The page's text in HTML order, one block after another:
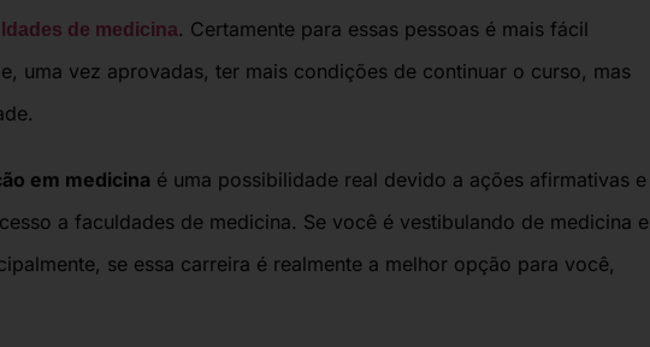
de medicina. Certamente para essas pessoas é mais fácil
uma vez aprovadas, ter mais condições de continuar o curso, mas
em medicina é uma possibilidade real devido a ações afirmativas e
a faculdades de medicina. Se você é vestibulando de medicina e
se essa carreira é realmente a melhor opção para você,